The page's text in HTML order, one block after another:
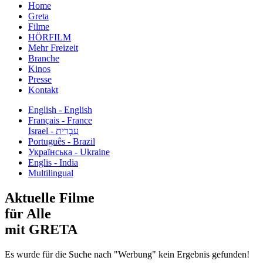
Home
Greta
Filme
HÖRFILM
Mehr Freizeit
Branche
Kinos
Presse
Kontakt
English - English
Français - France
עִבְרִית - Israel
Português - Brazil
Українська - Ukraine
Englis - India
Multilingual
Aktuelle Filme
für Alle
mit GRETA
Es wurde für die Suche nach "Werbung" kein Ergebnis gefunden!